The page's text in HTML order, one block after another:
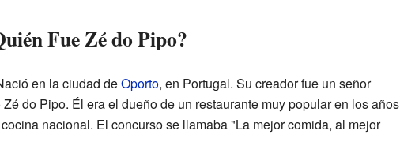
Fue Zé do Pipo?
en la ciudad deOporto, en Portugal. Su creador fue un señor
do Pipo. Él era el dueño de un restaurante muy popular en los años
nacional. El concurso se llamaba "La mejor comida, al mejor